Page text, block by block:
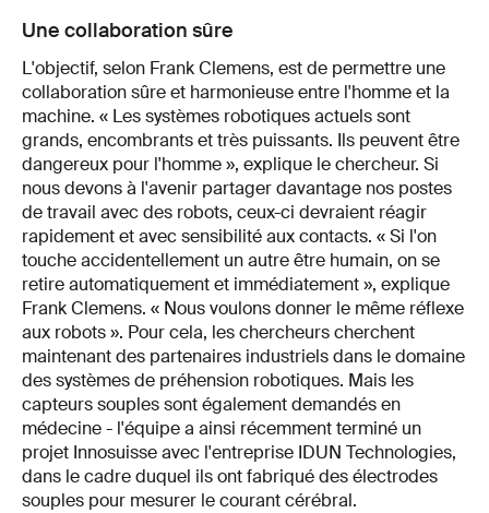
Une collaboration sûre
L'objectif, selon Frank Clemens, est de permettre une
collaboration sûre et harmonieuse entre l'homme et la
machine. « Les systèmes robotiques actuels sont
grands, encombrants et très puissants. Ils peuvent être
dangereux pour l'homme », explique le chercheur. Si
nous devons à l'avenir partager davantage nos postes
de travail avec des robots, ceux-ci devraient réagir
rapidement et avec sensibilité aux contacts. « Si l'on
touche accidentellement un autre être humain, on se
retire automatiquement et immédiatement », explique
Frank Clemens. « Nous voulons donner le même réflexe
aux robots ». Pour cela, les chercheurs cherchent
maintenant des partenaires industriels dans le domaine
des systèmes de préhension robotiques. Mais les
capteurs souples sont également demandés en
médecine - l'équipe a ainsi récemment terminé un
projet Innosuisse avec l'entreprise IDUN Technologies,
dans le cadre duquel ils ont fabriqué des électrodes
souples pour mesurer le courant cérébral.